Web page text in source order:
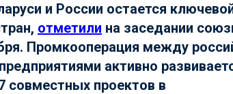
и России остается
отметили на заседании
Промкооперация между
активно
совместных проектов в